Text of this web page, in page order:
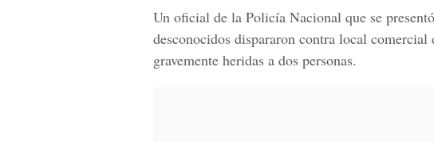
Un oficial de la Policía Nacional que se
desconocidos dispararon contra local
gravemente heridas a dos personas.